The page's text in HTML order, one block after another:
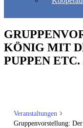
KÖNIG MIT
PUPPEN ETC.
Veranstaltungen
Gruppenvorstellung: